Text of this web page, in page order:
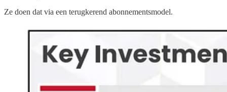
Ze doen dat via een terugkerend abonnementsmodel.